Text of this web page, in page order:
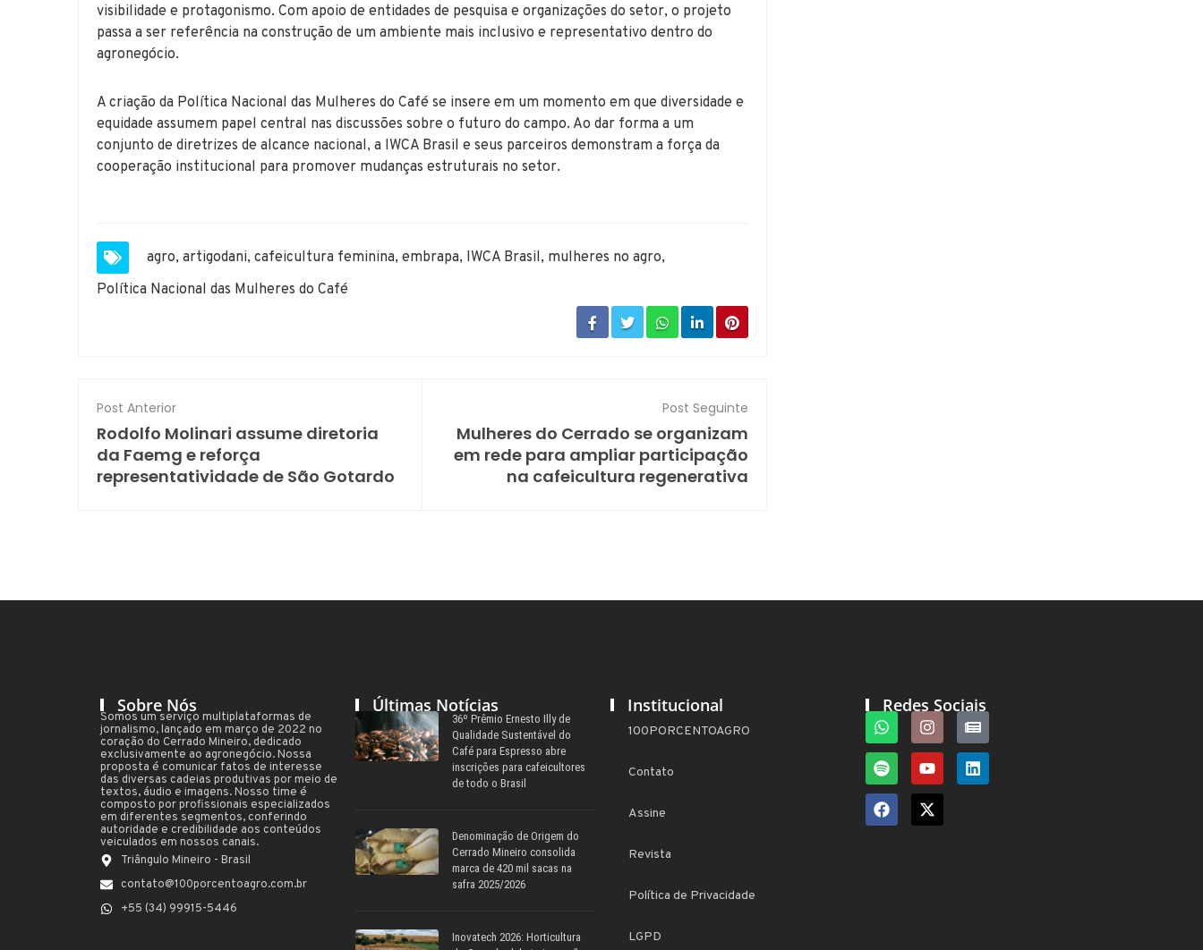
visibilidade e protagonismo. Com apoio de entidades de pesquisa e organizações do setor, o projeto
passa a ser referência na construção de um ambiente mais inclusivo e representativo dentro do
agronegócio.
A criação da Política Nacional das Mulheres do Café se insere em um momento em que diversidade e
equidade assumem papel central nas discussões sobre o futuro do campo. Ao dar forma a um
conjunto de diretrizes de alcance nacional, a IWCA Brasil e seus parceiros demonstram a força da
cooperação institucional para promover mudanças estruturais no setor.
agro, artigodani, cafeicultura feminina, embrapa, IWCA Brasil, mulheres no agro,
Política Nacional das Mulheres do Café
Post Anterior
Rodolfo Molinari assume diretoria
da Faemg e reforça
representatividade de São Gotardo
Post Seguinte
Mulheres do Cerrado se organizam
em rede para ampliar participação
na cafeicultura regenerativa
Sobre Nós
Somos um serviço multiplataformas de
jornalismo, lançado em março de 2022 no
coração do Cerrado Mineiro, dedicado
exclusivamente ao agronegócio. Nossa
proposta é comunicar fatos de interesse
das diversas cadeias produtivas por meio de
textos, áudio e imagens. Nosso time é
composto por profissionais especializados
em diferentes segmentos, conferindo
autoridade e credibilidade aos conteúdos
veiculados em nossos canais.
Triângulo Mineiro - Brasil
contato@100porcentoagro.com.br
+55 (34) 99915-5446
Últimas Notícias
36º Prêmio Ernesto Illy de
Qualidade Sustentável do
Café para Espresso abre
inscrições para cafeicultores
de todo o Brasil
Denominação de Origem do
Cerrado Mineiro consolida
marca de 420 mil sacas na
safra 2025/2026
Inovatech 2026: Horticultura
Institucional
100PORCENTOAGRO
Contato
Assine
Revista
Política de Privacidade
LGPD
Redes Sociais